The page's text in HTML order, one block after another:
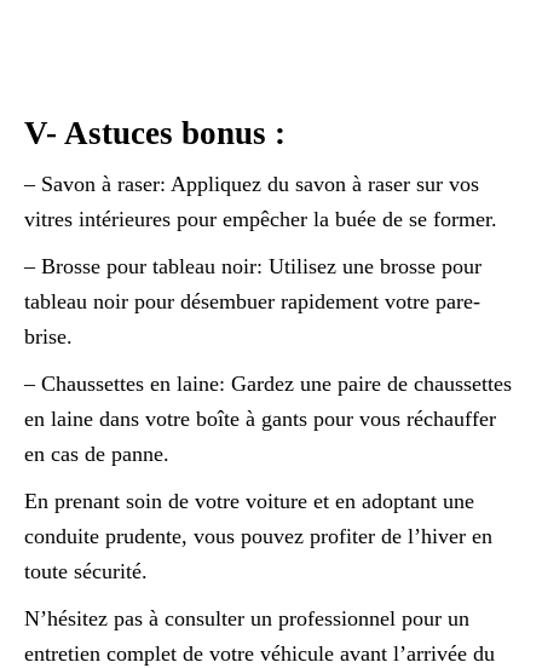
V- Astuces bonus :
– Savon à raser: Appliquez du savon à raser sur vos
vitres intérieures pour empêcher la buée de se former.
– Brosse pour tableau noir: Utilisez une brosse pour
tableau noir pour désembuer rapidement votre pare-
brise.
– Chaussettes en laine: Gardez une paire de chaussettes
en laine dans votre boîte à gants pour vous réchauffer
en cas de panne.
En prenant soin de votre voiture et en adoptant une
conduite prudente, vous pouvez profiter de l’hiver en
toute sécurité.
N’hésitez pas à consulter un professionnel pour un
entretien complet de votre véhicule avant l’arrivée du